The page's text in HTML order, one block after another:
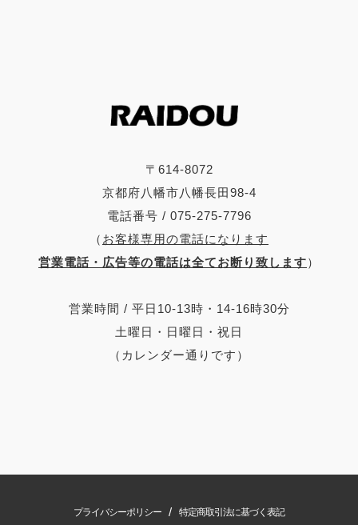
〒614-8072
京都府八幡市八幡長田98-4
電話番号 / 075-275-7796
（ お客様専用の電話になります
営業電話・広告等の電話は全てお断り致します）
営業時間 / 平日10-13時・14-16時30分
土曜日・日曜日・祝日
（カレンダー通りです）
プライバシーポリシー / 特定商取引法に基づく表記